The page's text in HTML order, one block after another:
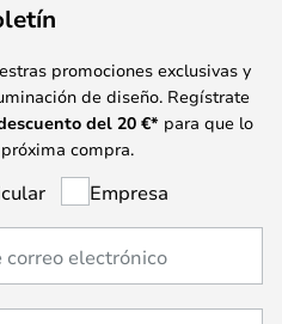
promociones exclusivas y
de diseño. Regístrate
del 20 €* para que lo
compra.
Empresa